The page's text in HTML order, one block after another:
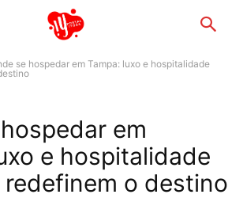
se hospedar em Tampa: luxo e hospitalidade
em
e hospitalidade
o destino